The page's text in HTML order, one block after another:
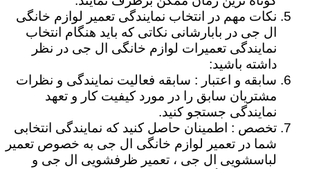
نکات مهم در انتخاب نمایندگی تعمیر لوازم خانگی
ال جی در بابارشانی نکاتی که باید هنگام انتخاب
نمایندگی تعمیرات لوازم خانگی ال جی در نظر
داشته باشید:
سابقه و اعتبار : سابقه فعالیت نمایندگی و نظرات
مشتریان سابق را در مورد کیفیت کار و تعهد
نمایندگی جستجو کنید.
تخصص : اطمینان حاصل کنید که نمایندگی انتخابی
شما در تعمیر لوازم خانگی ال جی به خصوص تعمیر
لباسشویی ال جی ، تعمیر ظرفشویی ال جی و